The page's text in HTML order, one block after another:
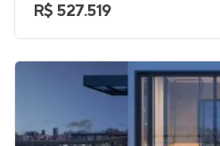
R$ 527.519